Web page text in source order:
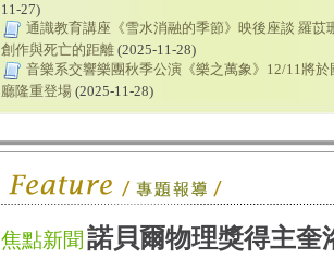
11-27)
通識教育講座《雪水消融的季節》映後座談 羅苡
創作與死亡的距離 (2025-11-28)
音樂系交響樂團秋季公演《樂之萬象》12/11將於
廳隆重登場 (2025-11-28)
焦點新聞諾貝爾物理獎得主奎